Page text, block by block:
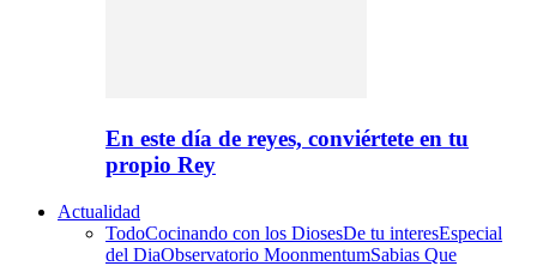
En este día de reyes, conviértete en tu
propio Rey
Actualidad
TodoCocinando con los DiosesDe tu interesEspecial
del DiaObservatorio MoonmentumSabias Que